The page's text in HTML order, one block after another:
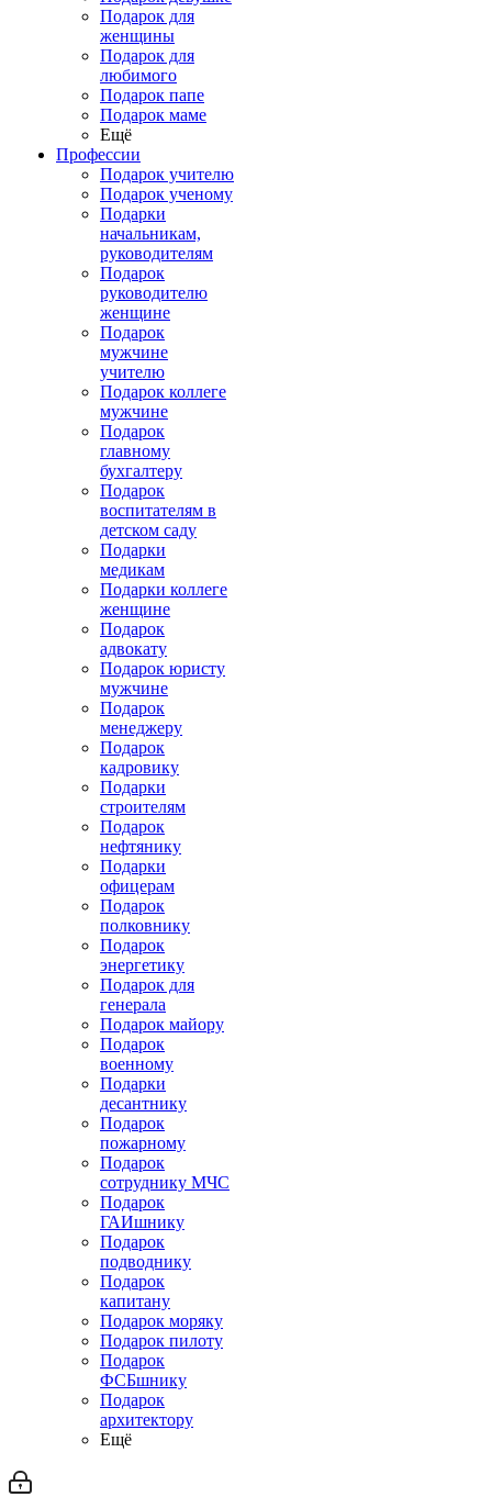
Подарок для
женщины
Подарок для
любимого
Подарок папе
Подарок маме
Ещё
Профессии
Подарок учителю
Подарок ученому
Подарки
начальникам,
руководителям
Подарок
руководителю
женщине
Подарок
мужчине
учителю
Подарок коллеге
мужчине
Подарок
главному
бухгалтеру
Подарок
воспитателям в
детском саду
Подарки
медикам
Подарки коллеге
женщине
Подарок
адвокату
Подарок юристу
мужчине
Подарок
менеджеру
Подарок
кадровику
Подарки
строителям
Подарок
нефтянику
Подарки
офицерам
Подарок
полковнику
Подарок
энергетику
Подарок для
генерала
Подарок майору
Подарок
военному
Подарки
десантнику
Подарок
пожарному
Подарок
сотруднику МЧС
Подарок
ГАИшнику
Подарок
подводнику
Подарок
капитану
Подарок моряку
Подарок пилоту
Подарок
ФСБшнику
Подарок
архитектору
Ещё